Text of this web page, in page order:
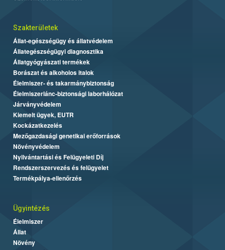
Szakterületek
Állat-egészségügy és állatvédelem
Állategészségügyi diagnosztika
Állatgyógyászati termékek
Borászat és alkoholos italok
Élelmiszer- és takarmánybiztonság
Élelmiszerlánc-biztonsági laborhálózat
Járványvédelem
Kiemelt ügyek, EUTR
Kockázatkezelés
Mezőgazdasági genetikai erőforrások
Növényvédelem
Nyilvántartási és Felügyeleti Díj
Rendszerszervezés és felügyelet
Termékpálya-ellenőrzés
Ügyintézés
Élelmiszer
Állat
Növény